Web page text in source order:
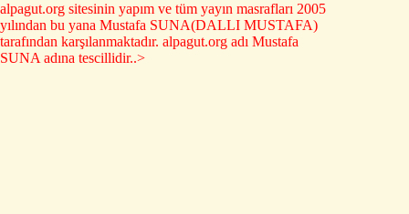
alpagut.org sitesinin yapım ve tüm yayın masrafları 2005
yılından bu yana Mustafa SUNA(DALLI MUSTAFA)
tarafından karşılanmaktadır. alpagut.org adı Mustafa
SUNA adına tescillidir..>